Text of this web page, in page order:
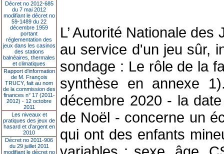
Décret no 2012-685
du 7 mai 2012
modifiant le décret no
59-1489 du 22
décembre 1959
portant
réglementation des
jeux dans les casinos
des stations
balnéaires, thermales
et climatiques
Rapport d'information
de M. François
TRUCY, fait au nom
de la commission des
finances n° 17 (2011-
2012) - 12 octobre
2011
Les niveaux et
pratiques des jeux de
hasard et d’argent en
2010
Décret no 2011-906
du 29 juillet 2011
modifiant le décret no
L’ Autorité Nationale
au service d'un jeu sûr,
sondage : Le rôle de la
synthèse en annexe
décembre 2020 - la
de Noël - concerne un
qui ont des enfants